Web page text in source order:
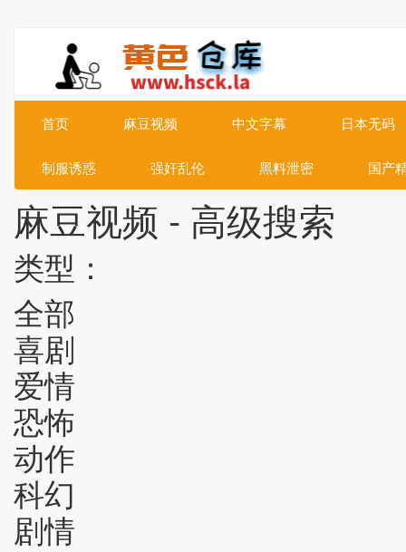
首页 麻豆视频 中文字幕 日本无码
制服诱惑 强奸乱伦 黑料泄密 国产
麻豆视频 - 高级搜索
类型：
全部
喜剧
爱情
恐怖
动作
科幻
剧情